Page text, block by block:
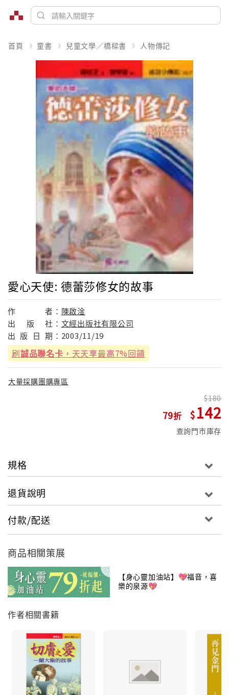
首頁 童書 兒童文學／橋樑書 人物傳記
愛心天使: 德蕾莎修女的故事
作 者： 陳啟淦
出
版 社： 文經出版社有限公司
出 版 日 期： 2003/11/19
刷誠品聯名卡 ，天天享最高7%回饋
大量採購團購專區
79
180
142
查詢門市庫存
規格
退貨說明
付款/配送
商品相關策展
【身心靈加油站】💖福音，喜
樂的泉源💖
作者相關書籍